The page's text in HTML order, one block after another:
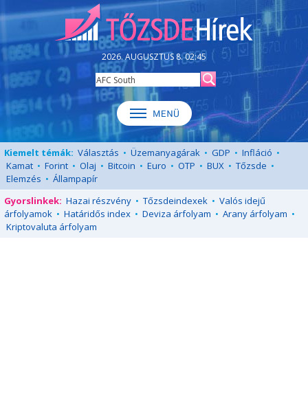
2026. AUGUSZTUS 8. 02:45
Kiemelt témák: Választás • Üzemanyagárak • GDP • Infláció •
Kamat • Forint • Olaj • Bitcoin • Euro • OTP • BUX • Tőzsde •
Elemzés • Állampapír
Gyorslinkek: Hazai részvény • Tőzsdeindexek • Valós idejű
árfolyamok • Határidős index • Deviza árfolyam • Arany árfolyam •
Kriptovaluta árfolyam